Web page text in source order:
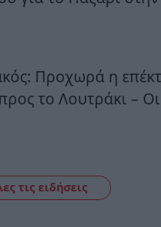
Προχωρά η
το Λουτράκι –
τις ειδήσεις